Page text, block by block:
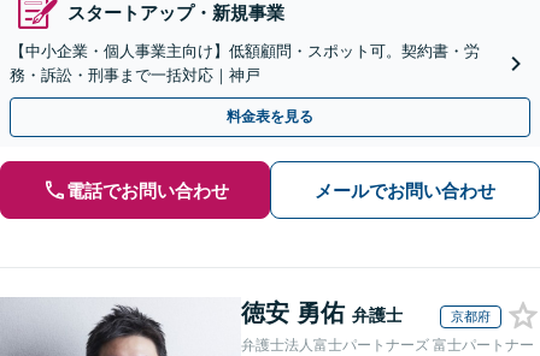
スタートアップ・新規事業
【中小企業・個人事業主向け】低額顧問・スポット可。契約書・労
務・訴訟・刑事まで一括対応｜神戸
料金表を見る
電話でお問い合わせ メールでお問い合わせ
徳安 勇佑 弁護士 京都府
弁護士法人富士パートナーズ 富士パートナー